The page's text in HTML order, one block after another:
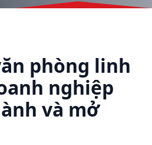
phòng linh
nghiệp
và mở